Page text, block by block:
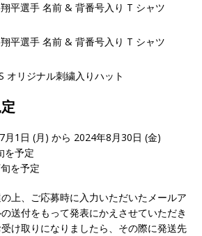
平選手 名前 & 背番号入り T シャツ
平選手 名前 & 背番号入り T シャツ
オリジナル刺繍入りハット
月1日 (月) から 2024年8月30日 (金)
を予定
を予定
上、ご応募時に入力いただいたメールア
送付をもって発表にかえさせていただき
け取りになりましたら、その際に発送先